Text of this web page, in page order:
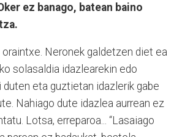
ez banago, batean baino
oraintxe. Neronek galdetzen diet ea
solasaldia idazlearekin edo
duten eta guztietan idazlerik gabe
Nahiago dute idazlea aurrean ez
Lotsa, erreparoa... “Lasaiago